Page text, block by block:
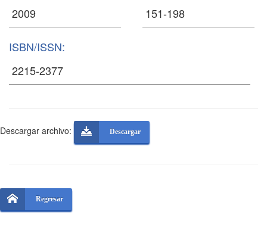
ISBN/ISSN:
Descargar archivo: Descargar
Regresar